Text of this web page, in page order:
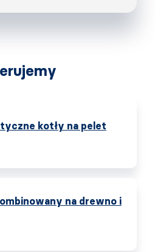
kotły na pelet
na drewno i